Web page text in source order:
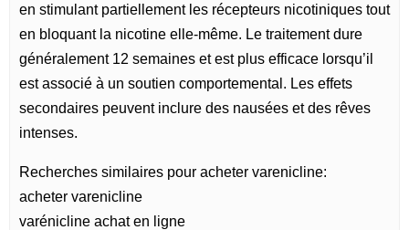
en stimulant partiellement les récepteurs nicotiniques tout
en bloquant la nicotine elle-même. Le traitement dure
généralement 12 semaines et est plus efficace lorsqu’il
est associé à un soutien comportemental. Les effets
secondaires peuvent inclure des nausées et des rêves
intenses.
Recherches similaires pour acheter varenicline:
acheter varenicline
varénicline achat en ligne